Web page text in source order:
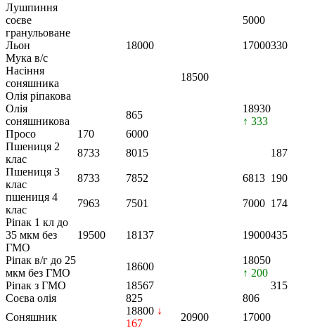
Лушпиння
соєве
гранульоване
5000
Льон 18000 17000330
Мука в/с
Насіння
соняшника
18500
Олія ріпакова
Олія
соняшникова
865
18930
↑ 333
Просо
170
6000
Пшениця 2
клас
8733 8015
187
Пшениця 3
клас
8733 7852 6813 190
пшениця 4
клас
7963 7501 7000 174
Ріпак 1 кл до
35 мкм без
ГМО
19500 18137 19000435
Ріпак в/г до 25
мкм без ГМО
18600
18050
↑ 200
Ріпак з ГМО
18567
315
Соєва олія
825
806
Соняшник
18800 ↓
167
20900 17000